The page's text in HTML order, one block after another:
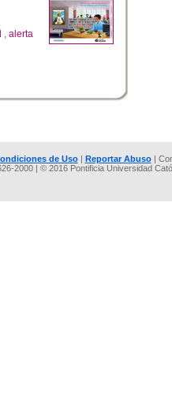
, alerta
de Uso| Reportar Abuso|
2000 | © 2016 Pontificia Universidad